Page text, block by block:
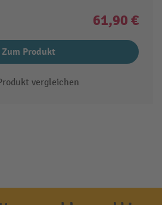
61,90 €
Zum Produkt
vergleichen